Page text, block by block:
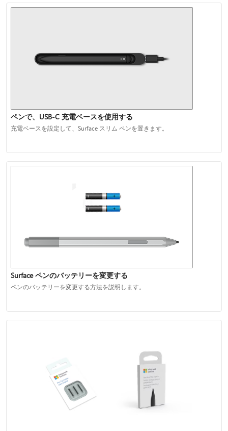
ペンで、USB-C 充電ベースを使用する
充電ベースを設定して、Surface スリム ペンを置きます。
Surface ペンのバッテリーを変更する
ペンのバッテリーを変更する方法を説明します。